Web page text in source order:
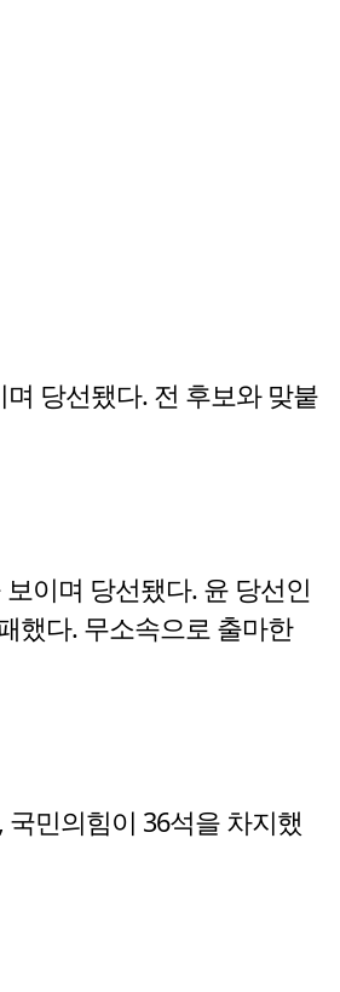
당선됐다. 전 후보와 맞붙
이며 당선됐다. 윤 당선인
했다. 무소속으로 출마한
민의힘이 36석을 차지했